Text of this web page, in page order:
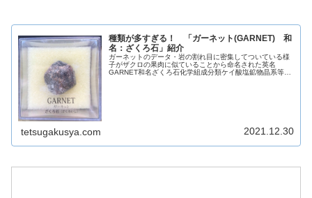
種類が多すぎる！ 「ガーネット(GARNET) 和
名：ざくろ石」紹介
ガーネットのデータ・岩の割れ目に密集してついている様
子がザクロの果肉に似ていることから命名された英名
GARNET和名ざくろ石化学組成分類ケイ酸塩鉱物晶系等軸
tetsugakusya.com 2021.12.30